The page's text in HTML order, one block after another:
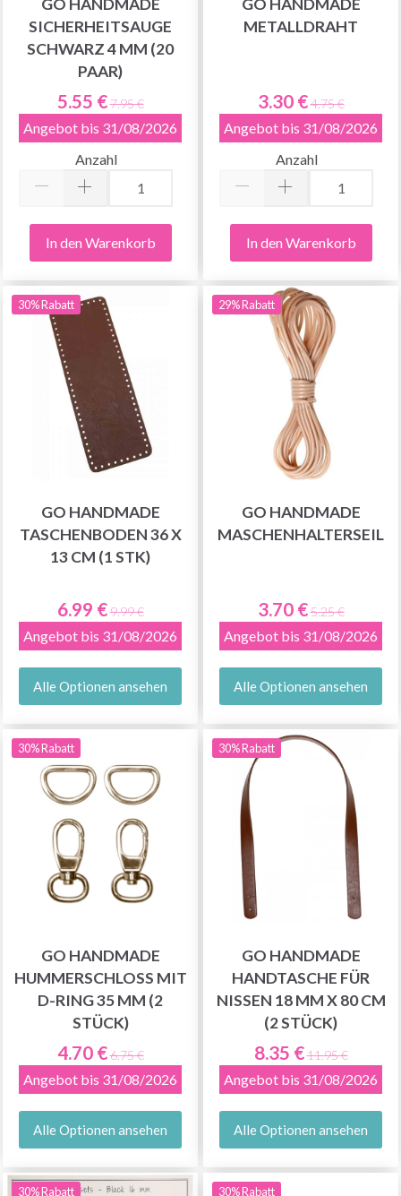
GO HANDMADE
SICHERHEITSAUGE
SCHWARZ 4 MM (20
PAAR)
5.55 €7.95 €
Angebot bis 31/08/2026
Anzahl
In den Warenkorb
GO HANDMADE
METALLDRAHT
3.30 €4.75 €
Angebot bis 31/08/2026
Anzahl
In den Warenkorb
30% Rabatt
GO HANDMADE
TASCHENBODEN 36 X
13 CM (1 STK)
6.99 €9.99 €
Angebot bis 31/08/2026
Alle Optionen ansehen
29% Rabatt
GO HANDMADE
MASCHENHALTERSEIL
3.70 €5.25 €
Angebot bis 31/08/2026
Alle Optionen ansehen
30% Rabatt
GO HANDMADE
HUMMERSCHLOSS MIT
D-RING 35 MM (2
STÜCK)
4.70 €6.75 €
Angebot bis 31/08/2026
Alle Optionen ansehen
30% Rabatt
GO HANDMADE
HANDTASCHE FÜR
NISSEN 18 MM X 80 CM
(2 STÜCK)
8.35 €11.95 €
Angebot bis 31/08/2026
Alle Optionen ansehen
30% Rabatt 30% Rabatt